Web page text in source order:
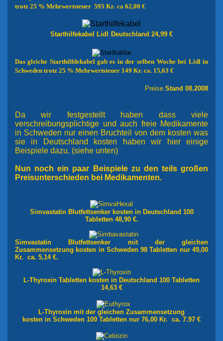
trotz 25 % Mehrwertsteuer 595 Kr. ca 62,00 €
Starthilfekabel Lidl Deutschland 24,99 €
Das gleiche Starthilfdekabel gab es in der selben Woche bei Lidl in
Schweden trotz 25 % Mehrwertsteuer 149 Kr. ca. 15,63 €
Preise Stand 08.2008
Da wir festgestellt haben dass viele
verschreibungsplichtige und auch freie Medikamente
in Schweden nur einen Bruchteil von dem kosten was
sie in Deutschland kosten haben wir hier einige
Beispiele dazu. (siehe unten)
Nun noch ein paar Beispiele zu den teils großen
Preisunterschieden bei Medikamenten.
Simvastatin Blutfettsenker kosten in Deutschland 100
Tabletten 48,90 €.
Simvastatin Blutfettsenker mit der gleichen
Zusammensetzung kosten in Schweden 98 Tabletten nur 49,00
Kr. ca. 5,14 €.
L-Thyroxin Tabletten kosten in Deutschland 100 Tabletten
14,63 €
L-Thyroxin mit der gleichen Zusammensetzung
kosten in Schweden 100 Tabletten nur 76,00 Kr. ca. 7.97 €